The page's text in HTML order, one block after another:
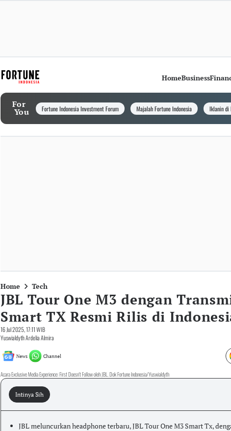
HomeBusiness
For
You Fortune Indonesia Investment Forum Majalah Fortune Indonesia Iklanin di
Home Tech
JBL Tour One M3 dengan
Smart TX Resmi Rilis di
16 Jul 2025, 17:11 WIB
Yuswialdyth Ardelia Almira
News Channel
Acara Exclusive Media Experience: First Doesn't Follow oleh JBL. Dok Fortune Indonesia/Yuswialdyth
Intinya Sih
JBL meluncurkan headphone terbaru, JBL Tour One M3 Smart Tx,